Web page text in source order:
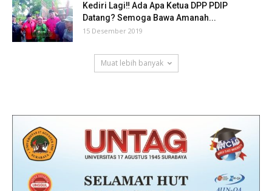
Kediri Lagi‼ Ada Apa Ketua DPP PDIP
Datang? Semoga Bawa Amanah...
15 Desember 2019
Muat lebih banyak